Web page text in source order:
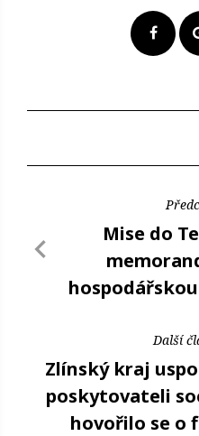
Mise do
Další
Zlínský kraj
poskytovateli
hovořilo se o